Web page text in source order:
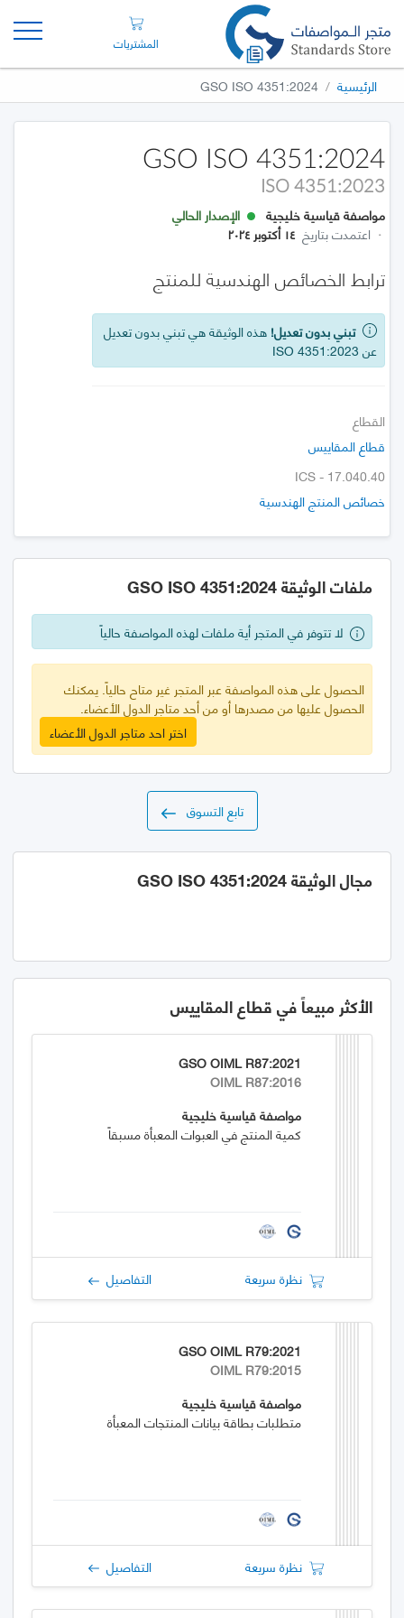
المشتريات
الرئيسية GSO ISO 4351:2024
GSO ISO 4351:2024
ISO 4351:2023
مواصفة قياسية خليجية
الإصدار الحالي
· اعتمدت بتاريخ ١٤ أكتوبر ٢٠٢٤
ترابط الخصائص الهندسية للمنتج
تبني بدون تعديل! هذه الوثيقة هي تبني بدون تعديل
عن ISO 4351:2023
القطاع
قطاع المقاييس
ICS - 17.040.40
خصائص المنتج الهندسية
ملفات الوثيقة GSO ISO 4351:2024
لا تتوفر في المتجر أية ملفات لهذه المواصفة حالياً
الحصول على هذه المواصفة عبر المتجر غير متاح حالياً. يمكنك
الحصول عليها من مصدرها أو من أحد متاجر الدول الأعضاء.
اختر احد متاجر الدول الأعضاء
تابع التسوق
مجال الوثيقة GSO ISO 4351:2024
الأكثر مبيعاً في قطاع المقاييس
GSO OIML R87:2021
OIML R87:2016
مواصفة قياسية خليجية
كمية المنتج في العبوات المعبأة مسبقاً
نظرة سريعة التفاصيل
GSO OIML R79:2021
OIML R79:2015
مواصفة قياسية خليجية
متطلبات بطاقة بيانات المنتجات المعبأة
نظرة سريعة التفاصيل